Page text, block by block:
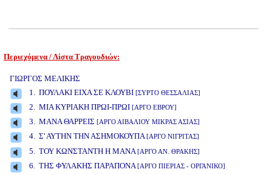
Περιεχόμενα / Λίστα Τραγουδιών:
ΓΙΩΡΓΟΣ ΜΕΛΙΚΗΣ
1. ΠΟΥΛΑΚΙ ΕΙΧΑ ΣΕ ΚΛΟΥΒΙ [ΣΥΡΤΟ ΘΕΣΣΑΛΙΑΣ]
2. ΜΙΑ ΚΥΡΙΑΚΗ ΠΡΩΙ-ΠΡΩΙ [ΑΡΓΟ ΕΒΡΟΥ]
3. ΜΑΝΑ ΘΑΡΡΕΙΣ [ΑΡΓΟ ΑΙΒΑΛΙΟΥ ΜΙΚΡΑΣ ΑΣΙΑΣ]
4. Σ' ΑΥΤΗΝ ΤΗΝ ΑΣΗΜΟΚΟΥΠΑ[ΑΡΓΟ ΝΙΓΡΙΤΑΣ]
5. ΤΟΥ ΚΩΝΣΤΑΝΤΗ Η ΜΑΝΑ[ΑΡΓΟ ΑΝ. ΘΡΑΚΗΣ]
6. ΤΗΣ ΦΥΛΑΚΗΣ ΠΑΡΑΠΟΝΑ[ΑΡΓΟ ΠΙΕΡΙΑΣ - ΟΡΓΑΝΙΚΟ]